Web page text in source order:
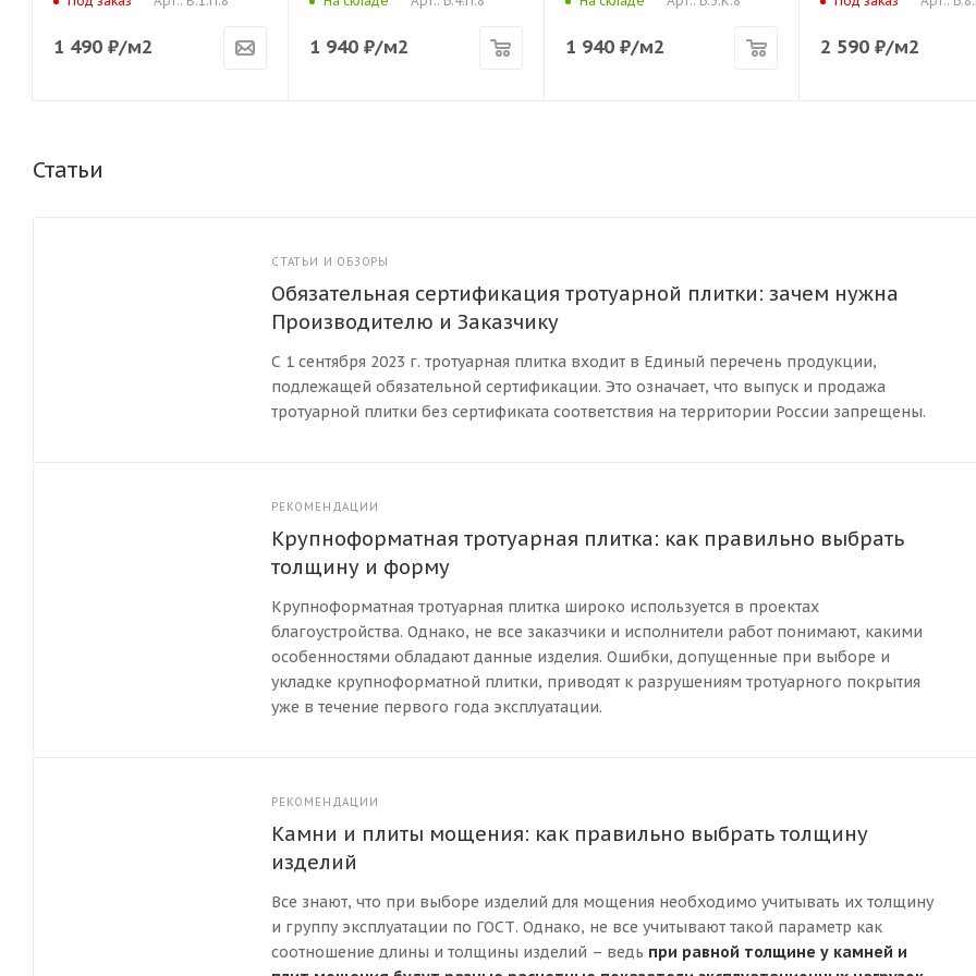
1 490 ₽/м2 1 940₽/м2 1 940₽/м2 2 590 ₽/м2
Статьи
СТАТЬИ И ОБЗОРЫ
Обязательная сертификация тротуарной плитки: зачем нужна
Производителю и Заказчику
С 1 сентября 2023 г. тротуарная плитка входит в Единый перечень продукции,
подлежащей обязательной сертификации. Это означает, что выпуск и продажа
тротуарной плитки без сертификата соответствия на территории России запрещены.
РЕКОМЕНДАЦИИ
Крупноформатная тротуарная плитка: как правильно выбрать
толщину и форму
Крупноформатная тротуарная плитка широко используется в проектах
благоустройства. Однако, не все заказчики и исполнители работ понимают, какими
особенностями обладают данные изделия. Ошибки, допущенные при выборе и
укладке крупноформатной плитки, приводят к разрушениям тротуарного покрытия
уже в течение первого года эксплуатации.
РЕКОМЕНДАЦИИ
Камни и плиты мощения: как правильно выбрать толщину
изделий
Все знают, что при выборе изделий для мощения необходимо учитывать их толщину
и группу эксплуатации по ГОСТ. Однако, не все учитывают такой параметр как
соотношение длины и толщины изделий – ведь при равной толщине у камней и